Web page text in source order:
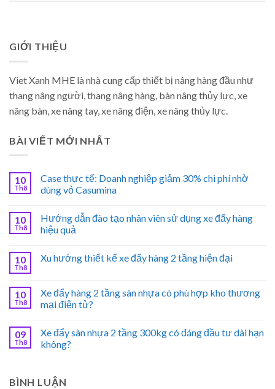
GIỚI THIỆU
Viet Xanh MHE là nhà cung cấp thiết bị nâng hàng đầu như
thang nâng người, thang nâng hàng, bàn nâng thủy lực, xe
nâng bàn, xe nâng tay, xe nâng điện, xe nâng thủy lực.
BÀI VIẾT MỚI NHẤT
10
Th8
Case thực tế: Doanh nghiệp giảm 30% chi phí nhờ
dùng vỏ Casumina
10
Th8
Hướng dẫn đào tạo nhân viên sử dụng xe đẩy hàng
hiệu quả
10
Th8
Xu hướng thiết kế xe đẩy hàng 2 tầng hiện đại
10
Th8
Xe đẩy hàng 2 tầng sàn nhựa có phù hợp kho thương
mại điện tử?
09
Th8
Xe đẩy sàn nhựa 2 tầng 300kg có đáng đầu tư dài hạn
không?
BÌNH LUẬN